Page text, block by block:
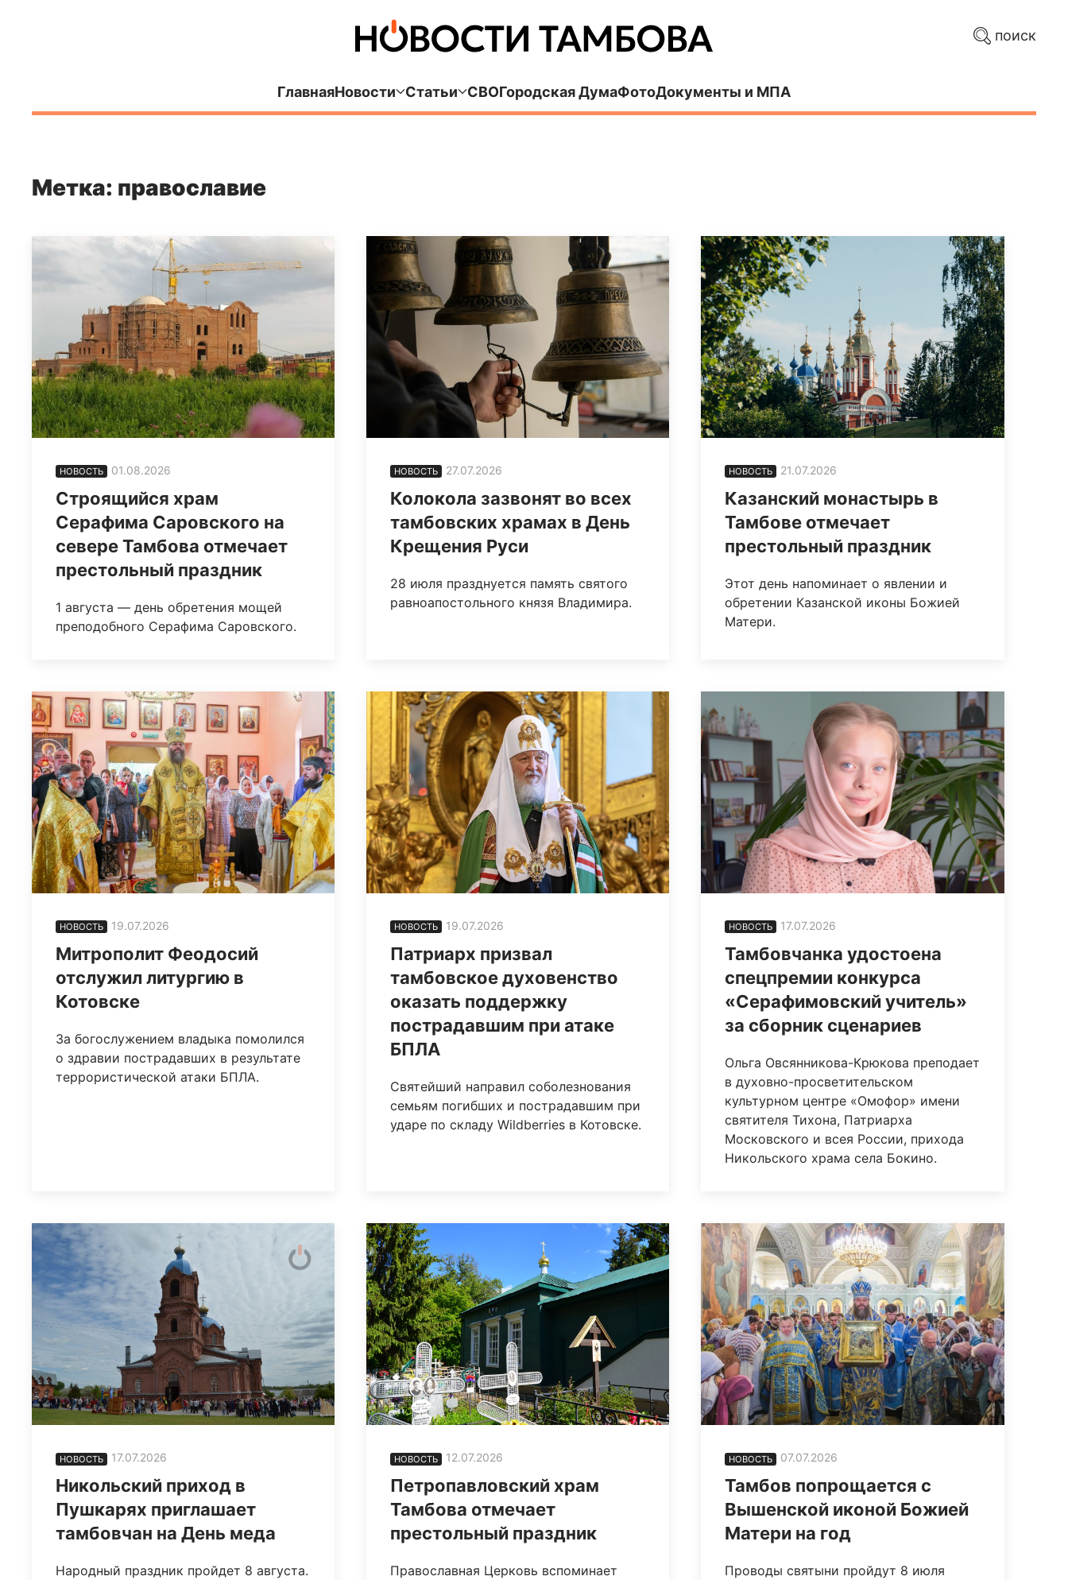
поиск
ГлавнаяНовости Статьи СВОГородская ДумаФотоДокументы и МПА
Метка: православие
НОВОСТЬ 01.08.2026
Строящийся храм
Серафима Саровского на
севере Тамбова отмечает
престольный праздник
1 августа — день обретения мощей
преподобного Серафима Саровского.
НОВОСТЬ 27.07.2026
Колокола зазвонят во всех
тамбовских храмах в День
Крещения Руси
28 июля празднуется память святого
равноапостольного князя Владимира.
НОВОСТЬ 21.07.2026
Казанский монастырь в
Тамбове отмечает
престольный праздник
Этот день напоминает о явлении и
обретении Казанской иконы Божией
Матери.
НОВОСТЬ 19.07.2026
Митрополит Феодосий
отслужил литургию в
Котовске
За богослужением владыка помолился
о здравии пострадавших в результате
террористической атаки БПЛА.
НОВОСТЬ 19.07.2026
Патриарх призвал
тамбовское духовенство
оказать поддержку
пострадавшим при атаке
БПЛА
Святейший направил соболезнования
семьям погибших и пострадавшим при
ударе по складу Wildberries в Котовске.
НОВОСТЬ 17.07.2026
Тамбовчанка удостоена
спецпремии конкурса
«Серафимовский учитель»
за сборник сценариев
Ольга Овсянникова-Крюкова преподает
в духовно-просветительском
культурном центре «Омофор» имени
святителя Тихона, Патриарха
Московского и всея России, прихода
Никольского храма села Бокино.
НОВОСТЬ 17.07.2026
Никольский приход в
Пушкарях приглашает
тамбовчан на День меда
Народный праздник пройдет 8 августа.
НОВОСТЬ 12.07.2026
Петропавловский храм
Тамбова отмечает
престольный праздник
Православная Церковь вспоминает
НОВОСТЬ 07.07.2026
Тамбов попрощается с
Вышенской иконой Божией
Матери на год
Проводы святыни пройдут 8 июля